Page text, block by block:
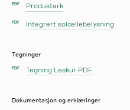
PDF Produktark
PDF Integrert solcellebelysning
Tegninger
PDF Tegning Leskur PDF
Dokumentasjon og erklæringer